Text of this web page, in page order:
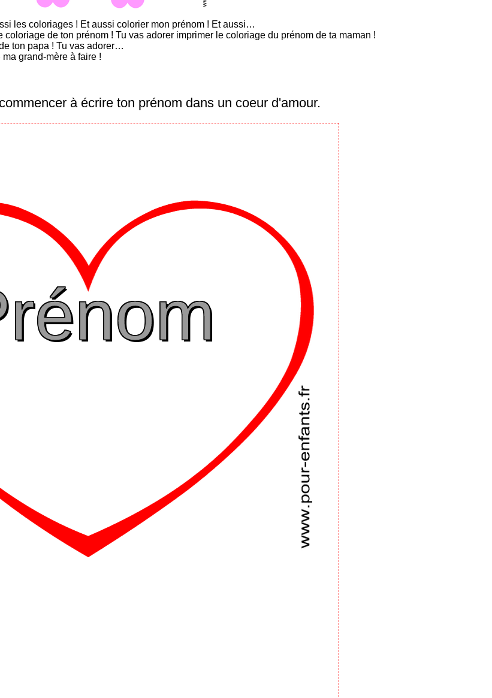
les coloriages ! Et aussi colorier mon prénom ! Et aussi…
de ton prénom ! Tu vas adorer imprimer le coloriage du prénom de ta maman !
ton papa ! Tu vas adorer…
grand-mère à faire !
Clique dans la zone de texte pour commencer à écrire ton prénom dans un coeur d'amour.